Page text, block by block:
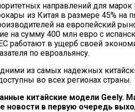
направлений для
из Китая в размере 45% на
на европейский
на сумму 400 млн евро с
работают в ущерб своей
по евроальянсу.
из самых надежных
во всех регионах страны.
китайские модели Geely.
новости в первую очередь